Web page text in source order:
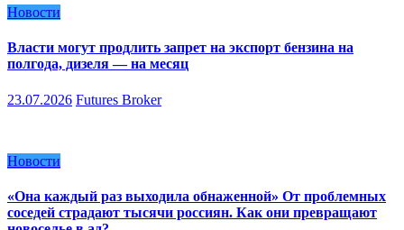
Новости
Власти могут продлить запрет на экспорт бензина на
полгода, дизеля — на месяц
23.07.2026 Futures Broker
Новости
«Она каждый раз выходила обнаженной» От проблемных
соседей страдают тысячи россиян. Как они превращают